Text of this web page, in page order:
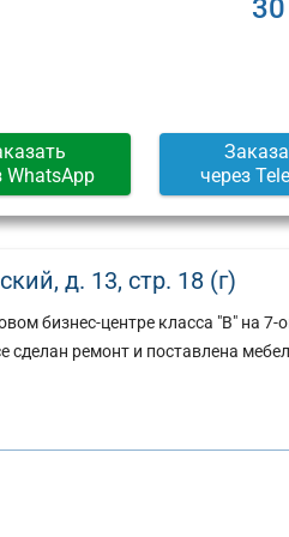
WhatsApp
через
д. 13, стр. 18 (г)
бизнес-центре класса "В" на 7-
сделан ремонт и поставлена